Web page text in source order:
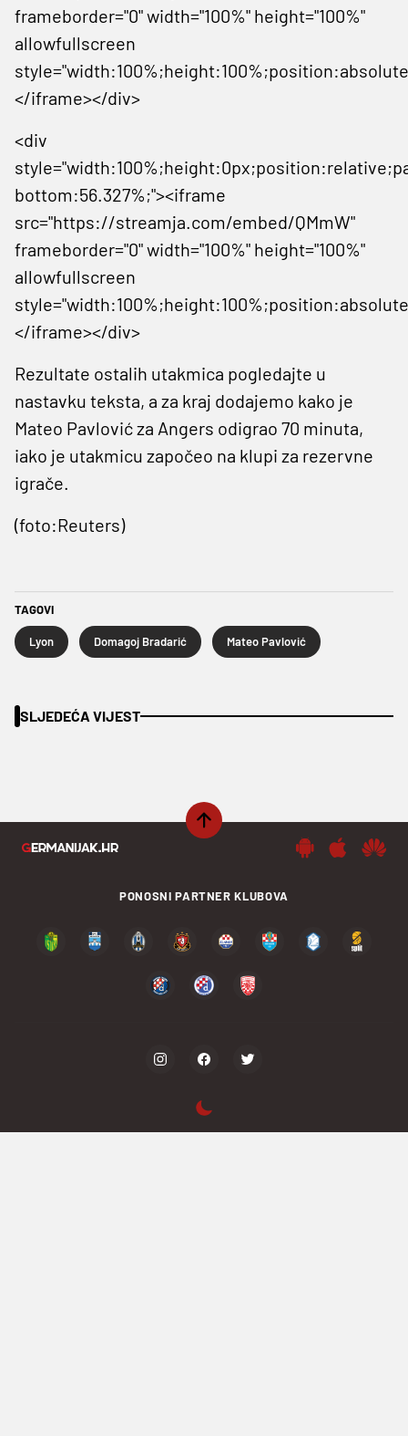
frameborder="0" width="100%" height="100%"
allowfullscreen
</iframe></div>
<div
bottom:56.327%;"><iframe
src="https://streamja.com/embed/QMmW"
frameborder="0" width="100%" height="100%"
allowfullscreen
</iframe></div>
Rezultate ostalih utakmica pogledajte u
nastavku teksta, a za kraj dodajemo kako je
Mateo Pavlović za Angers odigrao 70 minuta,
iako je utakmicu započeo na klupi za rezervne
igrače.
(foto:Reuters)
TAGOVI
Lyon Domagoj Bradarić Mateo Pavlović
SLJEDEĆA VIJEST
PONOSNI PARTNER KLUBOVA